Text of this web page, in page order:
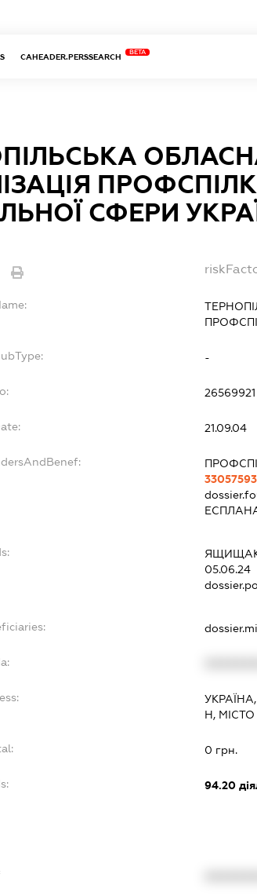
CAHEADER.PERSSEARCH
BETA
СФЕРИ
-
26569921
21.09.04
33057593
05.06.24
Н,
0 грн.
94.20